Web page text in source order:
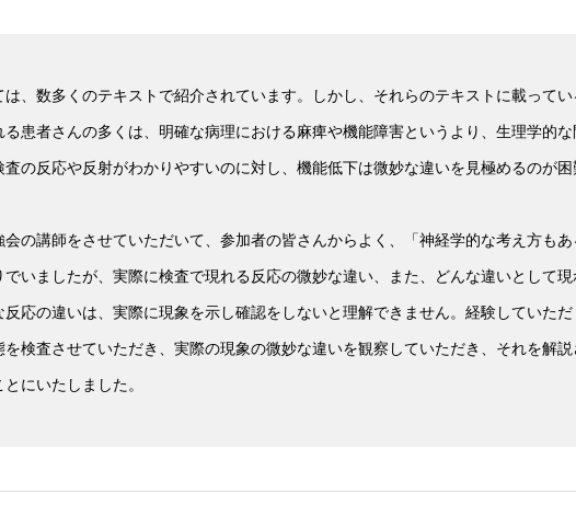
、数多くのテキストで紹介されています。しかし、それらのテキストに載って
患者さんの多くは、明確な病理における麻痺や機能障害というより、生理学的
の反応や反射がわかりやすいのに対し、機能低下は微妙な違いを見極めるのが
の講師をさせていただいて、参加者の皆さんからよく、「神経学的な考え方も
いましたが、実際に検査で現れる反応の微妙な違い、また、どんな違いとして
応の違いは、実際に現象を示し確認をしないと理解できません。経験していた
検査させていただき、実際の現象の微妙な違いを観察していただき、それを解
にいたしました。